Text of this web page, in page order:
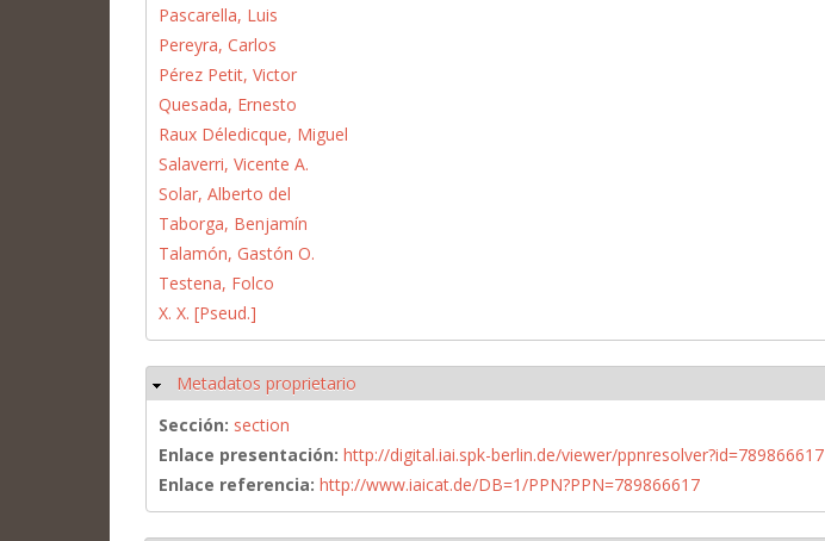
Pascarella, Luis
Pereyra, Carlos
Pérez Petit, Victor
Quesada, Ernesto
Raux Déledicque, Miguel
Salaverri, Vicente A.
Solar, Alberto del
Taborga, Benjamín
Talamón, Gastón O.
Testena, Folco
X. X. [Pseud.]
Ocultar
Metadatos proprietario
Sección: section
Enlace presentación: http://digital.iai.spk-berlin.de/viewer/ppnresolver?id=789866617
Enlace referencia: http://www.iaicat.de/DB=1/PPN?PPN=789866617